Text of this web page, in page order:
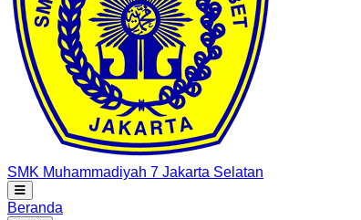
SMK Muhammadiyah 7 Jakarta Selatan
Beranda